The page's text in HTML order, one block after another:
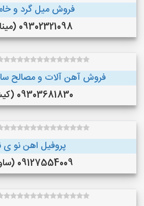
فروش میل گرد و
09302321098 (میناب)
فروش آهن آلات و مصالح
09303681830 (کیش)
پروفیل اهن نو ی
09127554009 (ساوه )